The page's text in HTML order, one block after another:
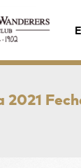
2021